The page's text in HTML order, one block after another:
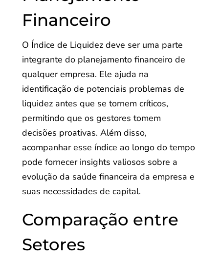
Financeiro
O Índice de Liquidez deve ser uma parte
integrante do planejamento financeiro de
qualquer empresa. Ele ajuda na
identificação de potenciais problemas de
liquidez antes que se tornem críticos,
permitindo que os gestores tomem
decisões proativas. Além disso,
acompanhar esse índice ao longo do tempo
pode fornecer insights valiosos sobre a
evolução da saúde financeira da empresa e
suas necessidades de capital.
Comparação entre
Setores